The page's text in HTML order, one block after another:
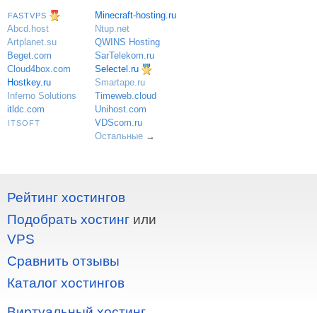
FASTVPS
Abcd.host
Artplanet.su
Beget.com
Cloud4box.com
Hostkey.ru
Inferno Solutions
itldc.com
ITSOFT
Minecraft-hosting.ru
Ntup.net
QWINS Hosting
SarTelekom.ru
Selectel.ru
Smartape.ru
Timeweb.cloud
Unihost.com
VDScom.ru
Остальные→
Рейтинг хостингов
Подобрать хостинг или
VPS
Сравнить отзывы
Каталог хостингов